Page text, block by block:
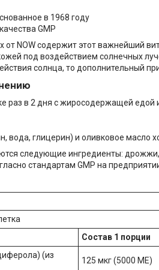
в 1968 году
GMP
от NOW содержит этот важнейший
под воздействием солнечных
солнца, то дополнительный
раз в 2 дня с жиросодержащей едой
вода, глицерин) и оливковое масло
следующие ингредиенты:
стандартам GMP на
Состав 1 порции
(из
125 мкг (5000 МЕ)